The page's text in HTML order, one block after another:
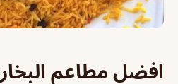
افضل مطاعم